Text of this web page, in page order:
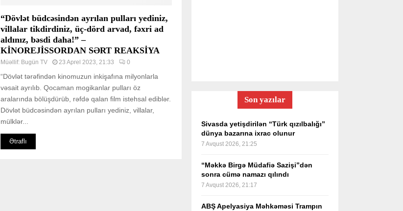
“Dövlət büdcəsindən ayrılan pulları yediniz,
villalar tikdirdiniz, üç-dörd arvad, fəxri ad
aldınız, bəsdi daha!” –
KİNOREJİSSORDAN SƏRT REAKSİYA
Müəllif: Bugün TV 23 Aprel 2023, 21:33 0
“Dövlət tərəfindən kinomuzun inkişafına milyonlarla
vəsait ayrılıb. Qocaman mogikanlar pulları öz
aralarında bölüşdürüb, rəfdə qalan film istehsal ediblər.
Dövlət büdcəsindən ayrılan pulları yediniz, villalar,
mülklər...
Ətraflı
Son yazılar
Sivasda yetişdirilən “Türk qızılbalığı”
dünya bazarına ixrac olunur
7 Avqust 2026, 21:25
“Məkkə Birgə Müdafiə Sazişi”dən
sonra cümə namazı qılındı
7 Avqust 2026, 21:17
ABŞ Apelyasiya Məhkəməsi Trampın